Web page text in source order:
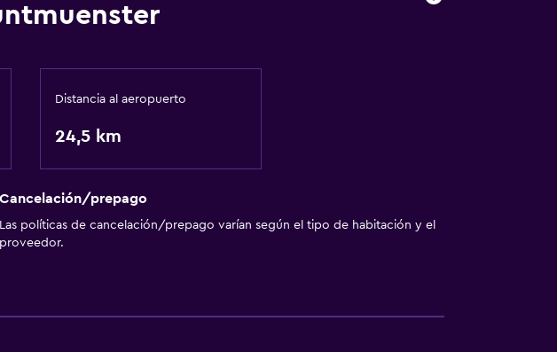
Distancia al aeropuerto
24,5 km
Cancelación/prepago
Las políticas de cancelación/prepago varían según el tipo de habitación y el
proveedor.